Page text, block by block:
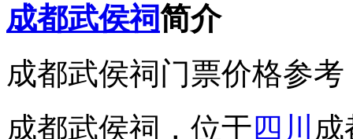
成都武侯祠简介
成都武侯祠门票价格参考
成都武侯祠，位于四川